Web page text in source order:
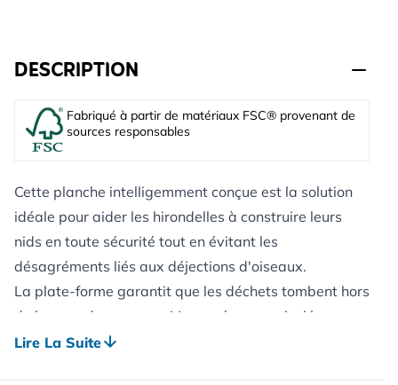
DESCRIPTION
Fabriqué à partir de matériaux FSC® provenant de
sources responsables
Cette planche intelligemment conçue est la solution
idéale pour aider les hirondelles à construire leurs
nids en toute sécurité tout en évitant les
désagréments liés aux déjections d'oiseaux.
La plate-forme garantit que les déchets tombent hors
de la zone de passage. Vous préservez ainsi la
propreté de vos fenêtres, terrasses et allées.
Lire La Suite